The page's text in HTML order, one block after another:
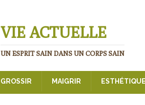
VIE ACTUELLE
UN ESPRIT SAIN DANS UN CORPS SAIN
GROSSIR MAIGRIR